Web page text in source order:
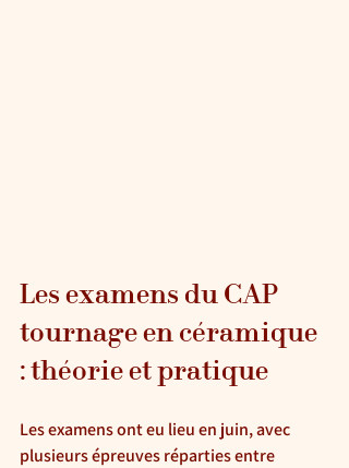
Les examens du CAP
tournage en céramique
: théorie et pratique
Les examens ont eu lieu en juin, avec
plusieurs épreuves réparties entre